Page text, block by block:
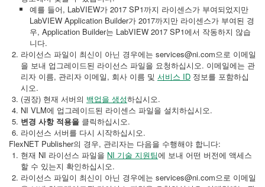
예를 들어, LabVIEW가 2017 SP1까지 라이센스가 부여되었지만
LabVIEW Application Builder가 2017까지만 라이센스가 부여된 경
우, Application Builder는 LabVIEW 2017 SP1에서 작동하지 않습
니다.
라이선스 파일이 최신이 아닌 경우에는 services@ni.com으로 이메일
을 보내 업그레이드된 라이선스 파일을 요청하십시오. 이메일에는 관
리자 이름, 관리자 이메일, 회사 이름 및 서비스 ID 정보를 포함하십
시오.
(권장) 현재 서버의 백업을 생성하십시오.
NI VLM에 업그레이드된 라이센스 파일을 설치하십시오.
변경 사항 적용을 클릭하십시오.
라이선스 서버를 다시 시작하십시오.
FlexNET Publisher의 경우, 관리자는 다음을 수행해야 합니다:
현재 NI 라이선스 파일을 NI 기술 지원팀에 보내 어떤 버전에 액세스
할 수 있는지 확인하십시오.
라이선스 파일이 최신이 아닌 경우에는 services@ni.com으로 이메일